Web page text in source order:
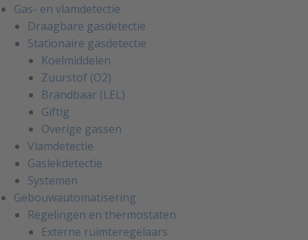
Gas- en vlamdetectie
Draagbare gasdetectie
Stationaire gasdetectie
Koelmiddelen
Zuurstof (O2)
Brandbaar (LEL)
Giftig
Overige gassen
Vlamdetectie
Gaslekdetectie
Systemen
Gebouwautomatisering
Regelingen en thermostaten
Externe ruimteregelaars